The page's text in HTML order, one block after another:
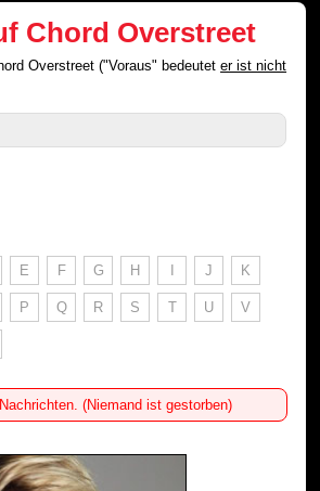
Chord Overstreet
Overstreet ("Voraus" bedeuteter ist nicht
E F G H I J K
P Q R S T U V
(Niemand ist gestorben)